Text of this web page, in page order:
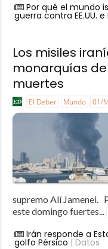
Por qué el mundo
guerra contra EE.UU. e
Los misiles
monarquías
muertes
El Deber Mundo 01/
supremo Alí Jamenei.
este domingo fuertes...
Irán responde a
golfo Pérsico | Datos